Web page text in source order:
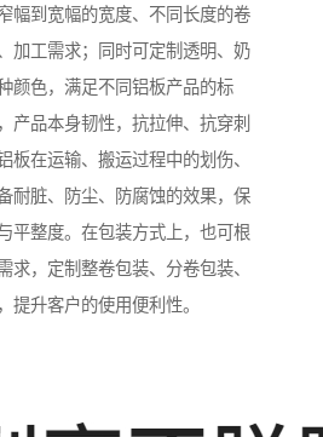
幅到宽幅的宽度、不同长度的卷
加工需求；同时可定制透明、奶
颜色，满足不同铝板产品的标
产品本身韧性，抗拉伸、抗穿刺
板在运输、搬运过程中的划伤、
耐脏、防尘、防腐蚀的效果，保
平整度。在包装方式上，也可根
求，定制整卷包装、分卷包装、
提升客户的使用便利性。